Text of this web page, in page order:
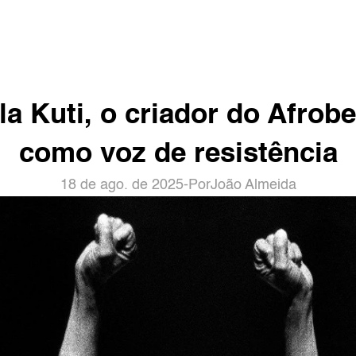
Kuti, o criador do
como voz de resistência
18 de ago. de 2025- PorJoão Almeida